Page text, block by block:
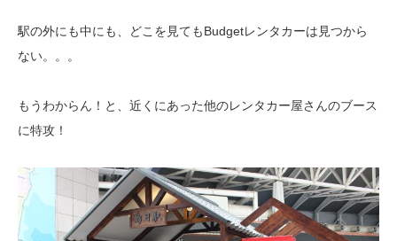
駅の外にも中にも、どこを見てもBudgetレンタカーは見つから
ない。。。
もうわからん！と、近くにあった他のレンタカー屋さんのブース
に特攻！